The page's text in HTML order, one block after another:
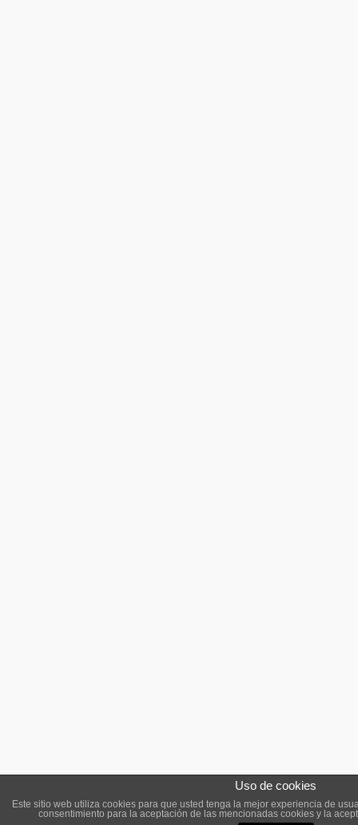
Uso de cookies
Este sitio web utiliza cookies para que usted tenga la mejor experiencia de
consentimiento para la aceptación de las mencionadas cookies y la